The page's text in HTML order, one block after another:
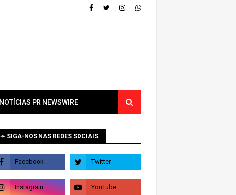
NOTÍCIAS PR NEWSWIRE
➛ SIGA-NOS NAS REDES SOCIAIS